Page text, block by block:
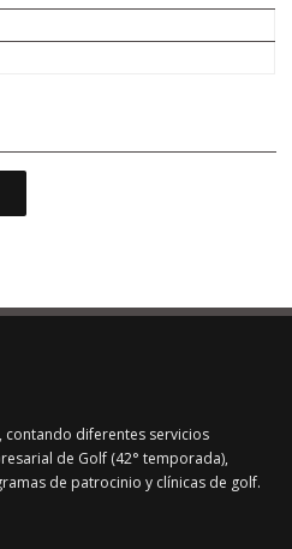
contando diferentes servicios
de Golf (42° temporada),
de patrocinio y clínicas de golf.